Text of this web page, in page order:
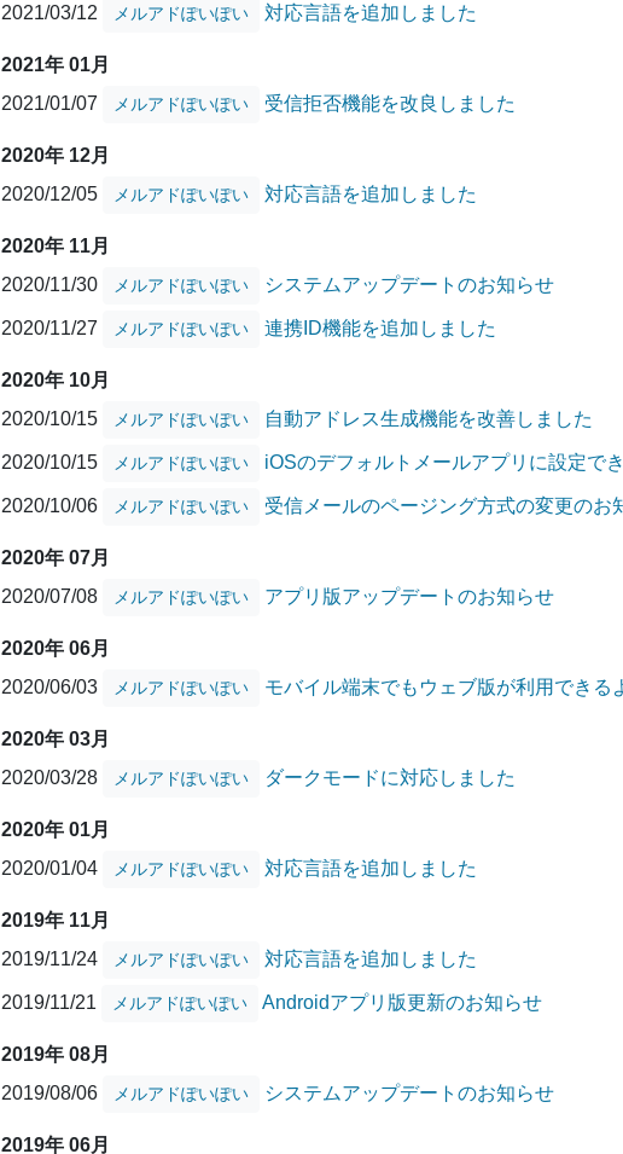
2021/03/12 メルアドぽいぽい 対応言語を追加しました
2021年 01月
2021/01/07
メルアドぽいぽい 受信拒否機能を改良しました
2020年 12月
2020/12/05
メルアドぽいぽい 対応言語を追加しました
2020年 11月
2020/11/30
メルアドぽいぽい システムアップデートのお知らせ
2020/11/27 メルアドぽいぽい 連携ID機能を追加しました
2020年 10月
2020/10/15
メルアドぽいぽい 自動アドレス生成機能を改善しました
2020/10/15 メルアドぽいぽい iOSのデフォルトメールアプリに設定で
2020/10/06 メルアドぽいぽい 受信メールのページング方式の変更のお
2020年 07月
2020/07/08
メルアドぽいぽい アプリ版アップデートのお知らせ
2020年 06月
2020/06/03
メルアドぽいぽい モバイル端末でもウェブ版が利用できる
2020年 03月
2020/03/28
メルアドぽいぽい ダークモードに対応しました
2020年 01月
2020/01/04
メルアドぽいぽい 対応言語を追加しました
2019年 11月
2019/11/24
メルアドぽいぽい 対応言語を追加しました
2019/11/21 メルアドぽいぽい Androidアプリ版更新のお知らせ
2019年 08月
2019/08/06
メルアドぽいぽい システムアップデートのお知らせ
2019年 06月